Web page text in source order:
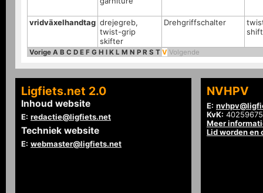
vridväxelhandtag drejegreb,
twist-grip
skifter
Drehgriffschalter
Vorige A B C D E F G H I K L M N P R S T V Volgende
Ligfiets.net 2.0
Inhoud website
E: redactie@ligfiets.net
Techniek website
E: webmaster@ligfiets.net
NVHPV
E:
KvK: 40259675
Meer
Lid worden en